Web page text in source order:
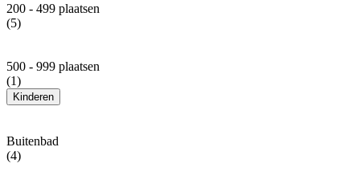
200 - 499 plaatsen
(5)
500 - 999 plaatsen
(1)
Kinderen
Buitenbad
(4)